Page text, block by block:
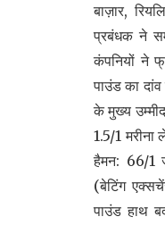
बाज़ार,
प्रबंधक ने
कंपनियों ने
पाउंड का
के मुख्य
1.5/1
हैमन: 66/1
(बेटिंग
पाउंड हाथ